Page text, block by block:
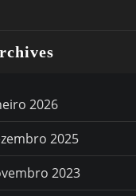
2026
2025
2023